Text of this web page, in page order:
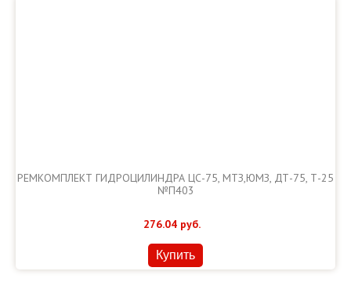
РЕМКОМПЛЕКТ ГИДРОЦИЛИНДРА ЦС-75, МТЗ,ЮМЗ, ДТ-75, Т-25
№П403
276.04 руб.
Купить